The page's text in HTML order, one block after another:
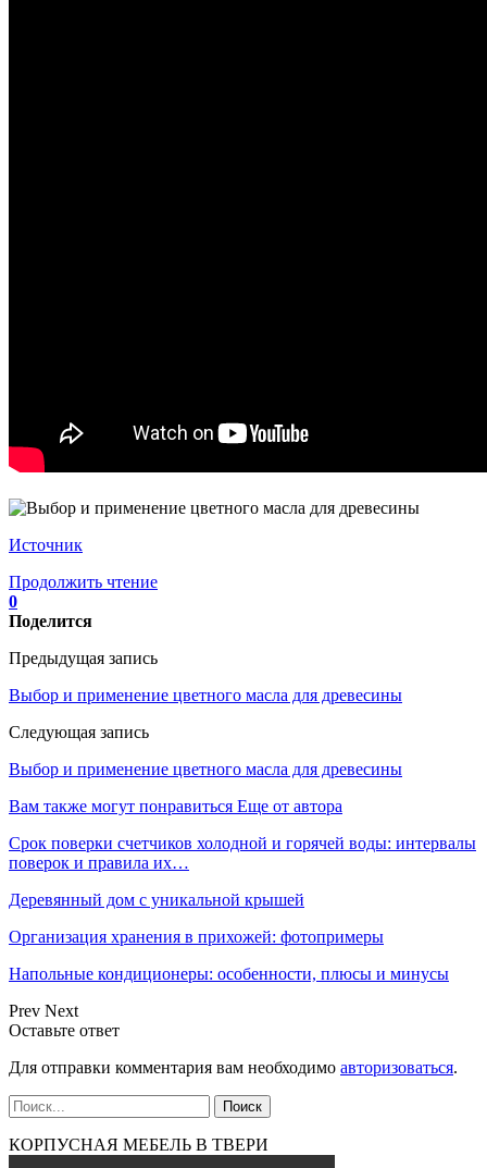
Источник
Продолжить чтение
0
Поделится
Предыдущая запись
Выбор и применение цветного масла для древесины
Следующая запись
Выбор и применение цветного масла для древесины
Вам также могут понравиться Еще от автора
Срок поверки счетчиков холодной и горячей воды: интервалы
поверок и правила их…
Деревянный дом с уникальной крышей
Организация хранения в прихожей: фотопримеры
Напольные кондиционеры: особенности, плюсы и минусы
Prev Next
Оставьте ответ
Для отправки комментария вам необходимо авторизоваться.
КОРПУСНАЯ МЕБЕЛЬ В ТВЕРИ